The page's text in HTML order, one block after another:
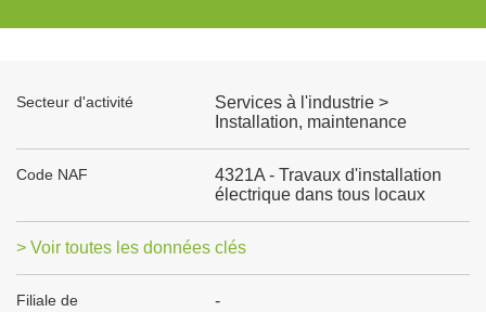
Secteur d'activité
Services à l'industrie >
Installation, maintenance
Code NAF
4321A - Travaux d'installation
électrique dans tous locaux
> Voir toutes les données clés
Filiale de -